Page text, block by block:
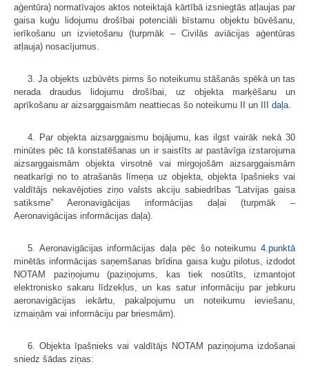
aģentūra) normatīvajos aktos noteiktajā kārtībā izsniegtās atļaujas par
gaisa kuģu lidojumu drošībai potenciāli bīstamu objektu būvēšanu,
ierīkošanu un izvietošanu (turpmāk – Civilās aviācijas aģentūras
atļauja) nosacījumus.
3. Ja objekts uzbūvēts pirms šo noteikumu stāšanās spēkā un tas
nerada draudus lidojumu drošībai, uz objekta marķēšanu un
aprīkošanu ar aizsarggaismām neattiecas šo noteikumu II un III daļa
4. Par objekta aizsarggaismu bojājumu, kas ilgst vairāk nekā 30
minūtes pēc tā konstatēšanas un ir saistīts ar pastāvīga izstarojuma
aizsarggaismām objekta virsotnē vai mirgojošām aizsarggaismām
neatkarīgi no to atrašanās līmeņa uz objekta, objekta īpašnieks vai
valdītājs nekavējoties ziņo valsts akciju sabiedrības “Latvijas gaisa
satiksme” Aeronavigācijas informācijas daļai (turpmāk –
Aeronavigācijas informācijas daļa).
5. Aeronavigācijas informācijas daļa pēc šo noteikumu 4.punktā
minētās informācijas saņemšanas brīdina gaisa kuģu pilotus, izdodot
NOTAM paziņojumu (paziņojums, kas tiek nosūtīts, izmantojot
elektronisko sakaru līdzekļus, un kas satur informāciju par jebkuru
aeronavigācijas iekārtu, pakalpojumu un noteikumu ieviešanu,
izmaiņām vai informāciju par briesmām).
6. Objekta īpašnieks vai valdītājs NOTAM paziņojuma izdošanai
sniedz šādas ziņas: